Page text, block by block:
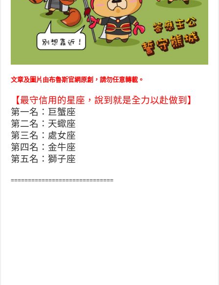
文章及圖片由布魯斯官網原創，請勿任意轉載。
【最守信用的星座，說到就是全力以赴做到】
第一名：巨蟹座
第二名：天蠍座
第三名：處女座
第四名：金牛座
第五名：獅子座
==============================